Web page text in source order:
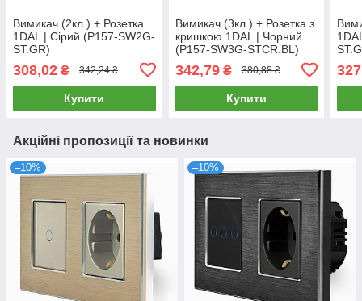
Вимикач (2кл.) + Розетка
1DAL | Сірий (P157-SW2G-
ST.GR)
308,02 ₴ 342,24 ₴
Купити
Вимикач (3кл.) + Розетка з
кришкою 1DAL | Чорний
(P157-SW3G-STCR.BL)
342,79₴ 380,88 ₴
Купити
Акційні пропозиції та новинки
–10% –10%